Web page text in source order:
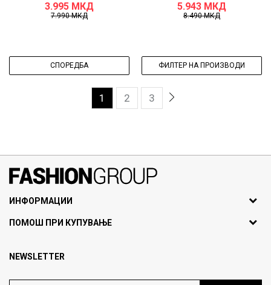
3.995 МКД
7.990МКД
5.943 МКД
8.490МКД
СПОРЕДБА ФИЛТЕР НА ПРОИЗВОДИ
1 2 3
ИНФОРМАЦИИ
За нас
Продавници
ПОМОШ ПРИ КУПУВАЊЕ
Политика на приватност
NEWSLETTER